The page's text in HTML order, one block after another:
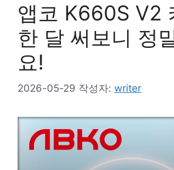
앱코 K660S V2
한 달 써보니 정
요!
2026-05-29 작성자: writer